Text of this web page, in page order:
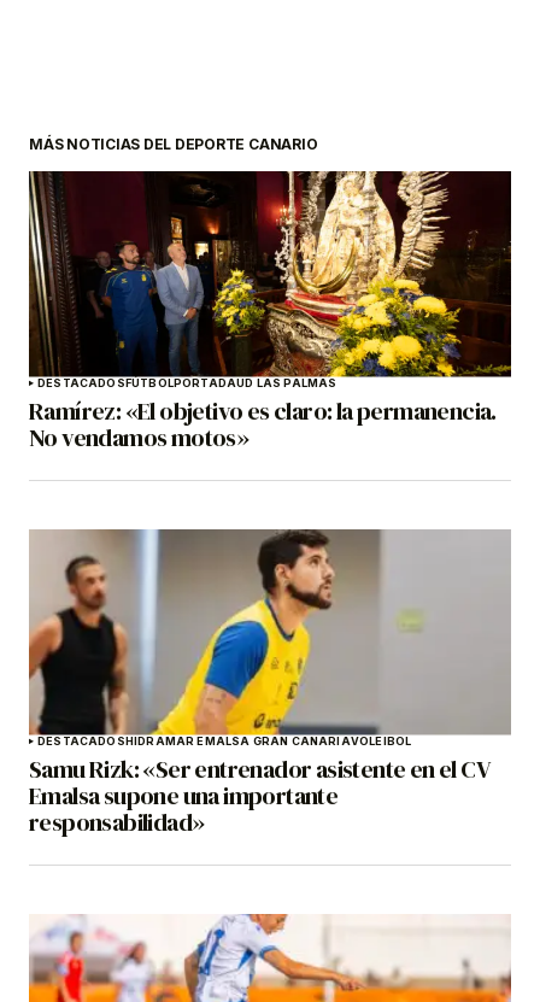
MÁS NOTICIAS DEL DEPORTE CANARIO
DESTACADOSFÚTBOLPORTADAUD LAS PALMAS
Ramírez: «El objetivo es claro: la permanencia.
No vendamos motos»
DESTACADOSHIDRAMAR EMALSA GRAN CANARIAVOLEIBOL
Samu Rizk: «Ser entrenador asistente en el CV
Emalsa supone una importante
responsabilidad»